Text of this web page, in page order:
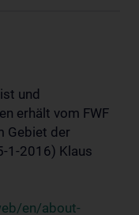
und
erhält vom FWF
Gebiet der
1-2016) Klaus
en/about-